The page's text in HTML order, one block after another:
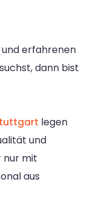
und erfahrenen
suchst, dann bist
legen
und
nur mit
aus